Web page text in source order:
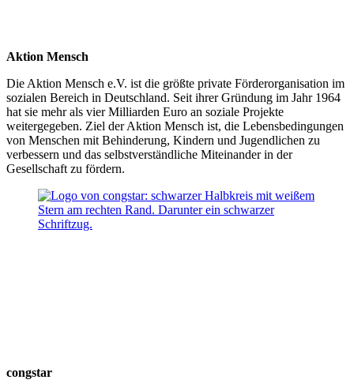
Aktion Mensch
Die Aktion Mensch e.V. ist die größte private Förderorganisation im
sozialen Bereich in Deutschland. Seit ihrer Gründung im Jahr 1964
hat sie mehr als vier Milliarden Euro an soziale Projekte
weitergegeben. Ziel der Aktion Mensch ist, die Lebensbedingungen
von Menschen mit Behinderung, Kindern und Jugendlichen zu
verbessern und das selbstverständliche Miteinander in der
Gesellschaft zu fördern.
congstar